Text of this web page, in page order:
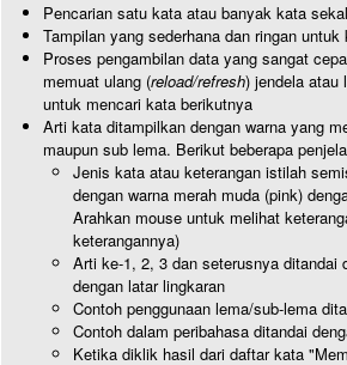
Pencarian satu kata atau banyak kata
Tampilan yang sederhana dan ringan untuk
Proses pengambilan data yang sangat
memuat ulang (reload/refresh) jendela atau
untuk mencari kata berikutnya
Arti kata ditampilkan dengan warna yang
maupun sub lema. Berikut beberapa
Jenis kata atau keterangan istilah
dengan warna merah muda (pink)
Arahkan mouse untuk melihat
keterangannya)
Arti ke-1, 2, 3 dan seterusnya ditandai
dengan latar lingkaran
Contoh penggunaan lema/sub-lema
Contoh dalam peribahasa ditandai
Ketika diklik hasil dari daftar kata